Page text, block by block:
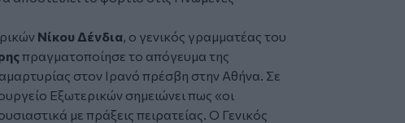
Νίκου Δένδια, ο γενικός γραμματέας του
πραγματοποίησε το απόγευμα της
στον Ιρανό πρέσβη στην Αθήνα. Σε
Εξωτερικών σημειώνει πως «οι
με πράξεις πειρατείας. Ο Γενικός